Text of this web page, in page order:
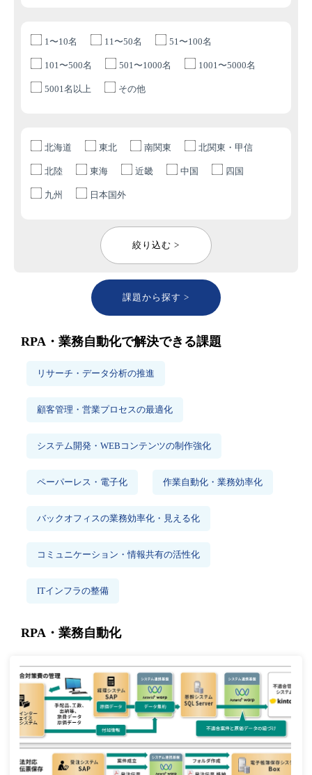
1〜10名 11〜50名 51〜100名
101〜500名 501〜1000名 1001〜5000名
5001名以上 その他
北海道 東北 南関東 北関東・甲信
北陸 東海 近畿 中国 四国
九州 日本国外
絞り込む >
課題から探す >
RPA・業務自動化で解決できる課題
リサーチ・データ分析の推進
顧客管理・営業プロセスの最適化
システム開発・WEBコンテンツの制作強化
ペーパーレス・電子化 作業自動化・業務効率化
バックオフィスの業務効率化・見える化
コミュニケーション・情報共有の活性化
ITインフラの整備
RPA・業務自動化